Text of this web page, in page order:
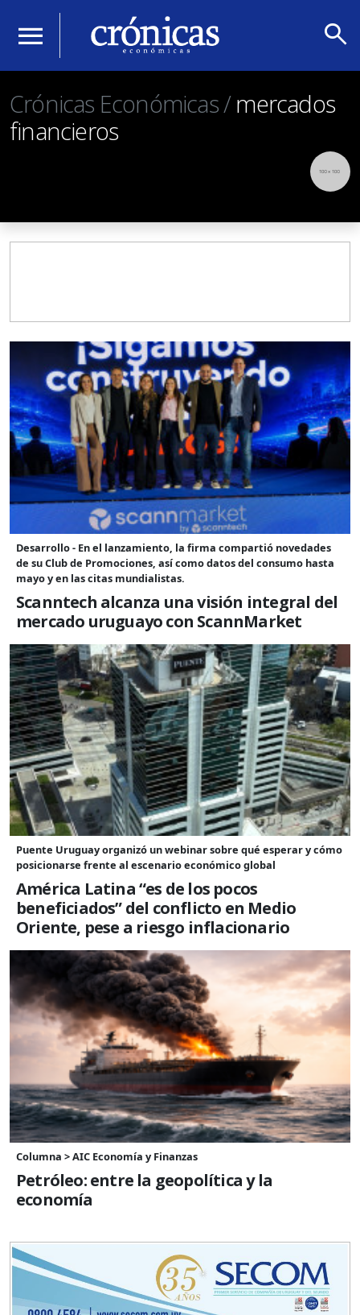
menu search
Crónicas Económicas /mercados
financieros
Desarrollo - En el lanzamiento, la firma compartió novedades
de su Club de Promociones, así como datos del consumo hasta
mayo y en las citas mundialistas.
Scanntech alcanza una visión integral del
mercado uruguayo con ScannMarket
Puente Uruguay organizó un webinar sobre qué esperar y cómo
posicionarse frente al escenario económico global
América Latina “es de los pocos
beneficiados” del conflicto en Medio
Oriente, pese a riesgo inflacionario
Columna > AIC Economía y Finanzas
Petróleo: entre la geopolítica y la
economía